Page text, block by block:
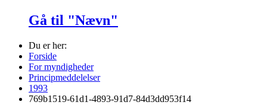
Gå til "Nævn"
Du er her:
Forside
For myndigheder
Principmeddelelser
1993
769b1519-61d1-4893-91d7-84d3dd953f14